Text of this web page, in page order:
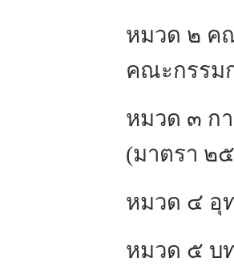
หมวด ๒ ค
คณะกรรม
หมวด ๓ ก
(มาตรา ๒
หมวด ๔ อุ
หมวด ๕ บ